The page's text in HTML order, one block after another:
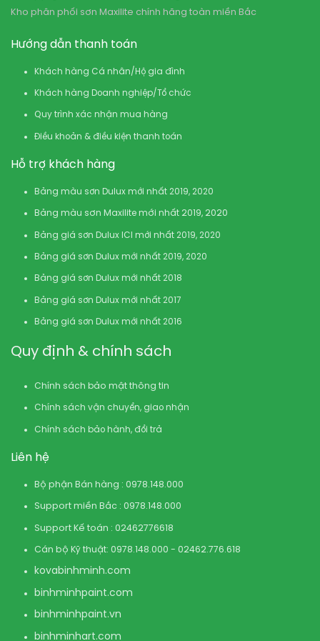
Kho phân phối sơn Maxilite chính hãng toàn miền Bắc
Hướng dẫn thanh toán
Khách hàng Cá nhân/Hộ gia đình
Khách hàng Doanh nghiệp/Tổ chức
Quy trình xác nhận mua hàng
Điều khoản & điều kiện thanh toán
Hỗ trợ khách hàng
Bảng màu sơn Dulux mới nhất 2019, 2020
Bảng màu sơn Maxilite mới nhất 2019, 2020
Bảng giá sơn Dulux ICI mới nhất 2019, 2020
Bảng giá sơn Dulux mới nhất 2019, 2020
Bảng giá sơn Dulux mới nhất 2018
Bảng giá sơn Dulux mới nhất 2017
Bảng giá sơn Dulux mới nhất 2016
Quy định & chính sách
Chính sách bảo mật thông tin
Chính sách vận chuyển, giao nhận
Chính sách bảo hành, đổi trả
Liên hệ
Bộ phận Bán hàng : 0978.148.000
Support miền Bắc : 0978.148.000
Support Kế toán : 02462776618
Cán bộ Kỹ thuật: 0978.148.000 - 02462.776.618
kovabinhminh.com
binhminhpaint.com
binhminhpaint.vn
binhminhart.com